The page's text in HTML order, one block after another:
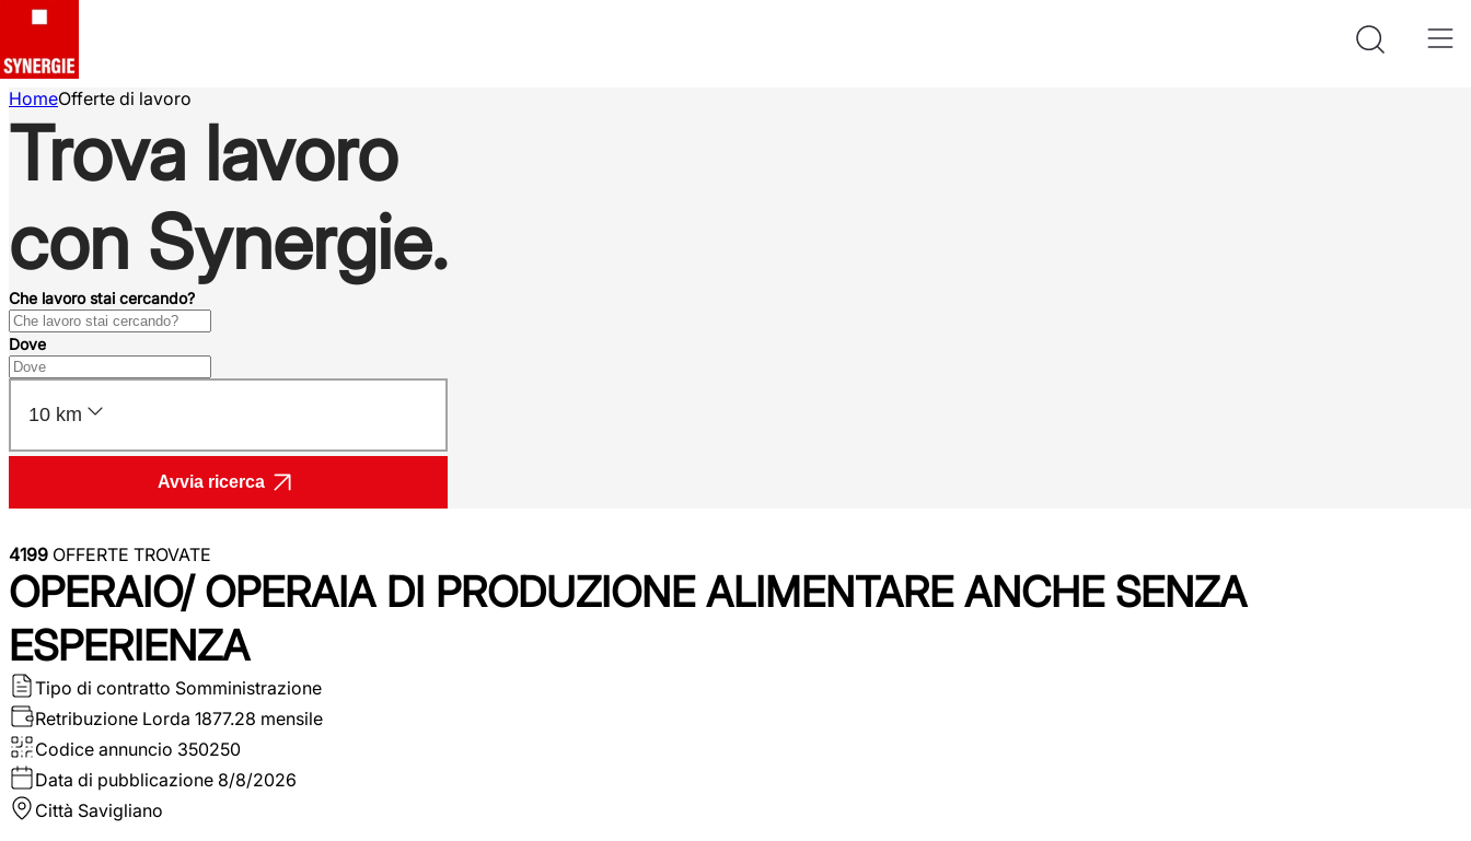
HomeOfferte di lavoro
Trova lavoro
con Synergie.
Che lavoro stai cercando?
Dove
10 km
Avvia ricerca
4199 OFFERTE TROVATE
OPERAIO/ OPERAIA DI PRODUZIONE ALIMENTARE ANCHE SENZA
ESPERIENZA
Tipo di contratto Somministrazione
Retribuzione Lorda 1877.28 mensile
Codice annuncio 350250
Data di pubblicazione 8/8/2026
Città Savigliano